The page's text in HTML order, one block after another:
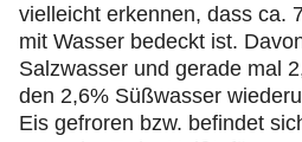
vielleicht erkennen, dass ca.
mit Wasser bedeckt ist.
Salzwasser und gerade mal
den 2,6% Süßwasser
Eis gefroren bzw. befindet